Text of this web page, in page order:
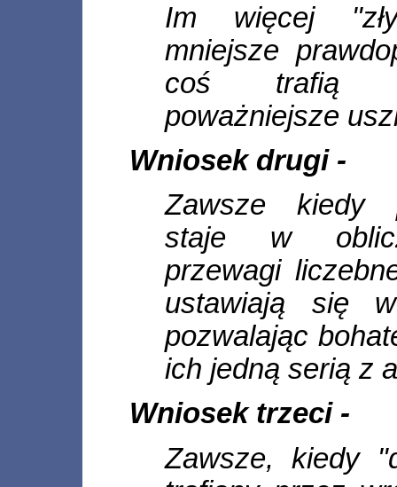
Im więcej
mniejsze
coś trafią
poważniejsze
Wniosek drugi -
Zawsze kiedy
staje w
przewagi
ustawiają się
pozwalając
ich jedną serią z
Wniosek trzeci -
Zawsze, kiedy